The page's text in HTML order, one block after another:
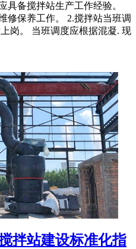
具备搅拌站生产工作经验。
修保养工作。 2.搅拌站当班调
岗。 当班调度应根据混凝. 现
拌站建设标准化指